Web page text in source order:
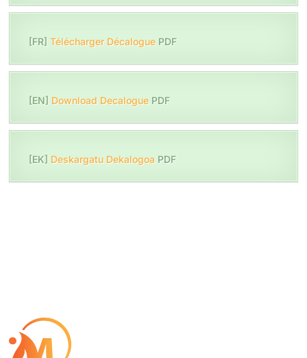
[FR]Télécharger Décalogue PDF
[EN] Download Decalogue PDF
[EK] Deskargatu Dekalogoa PDF